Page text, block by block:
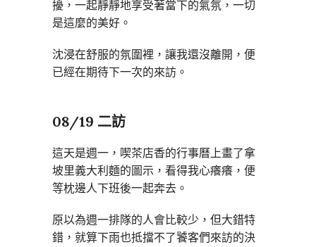
擾，一起靜靜地享受著當下的氣氛，一切
是這麼的美好。
沈浸在舒服的氛圍裡，讓我還沒離開，便
已經在期待下一次的來訪。
08/19 二訪
這天是週一，喫茶店香的行事曆上畫了拿
坡里義大利麵的圖示，看得我心癢癢，便
等枕邊人下班後一起奔去。
原以為週一排隊的人會比較少，但大錯特
錯，就算下雨也抵擋不了饕客們來訪的決